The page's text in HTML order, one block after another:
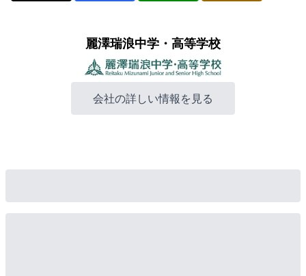
麗澤瑞浪中学・高等学校
会社の詳しい情報を見る